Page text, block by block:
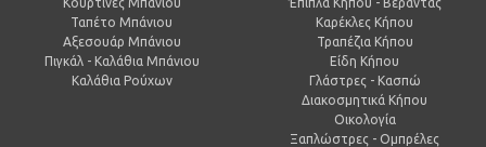
Ταπέτο Μπάνιου
Αξεσουάρ Μπάνιου
Πιγκάλ - Καλάθια Μπάνιου
Καλάθια Ρούχων
Καρέκλες Κήπου
Τραπέζια Κήπου
Είδη Κήπου
Γλάστρες - Κασπώ
Διακοσμητικά Κήπου
Οικολογία
Ξαπλώστρες - Ομπρέλες